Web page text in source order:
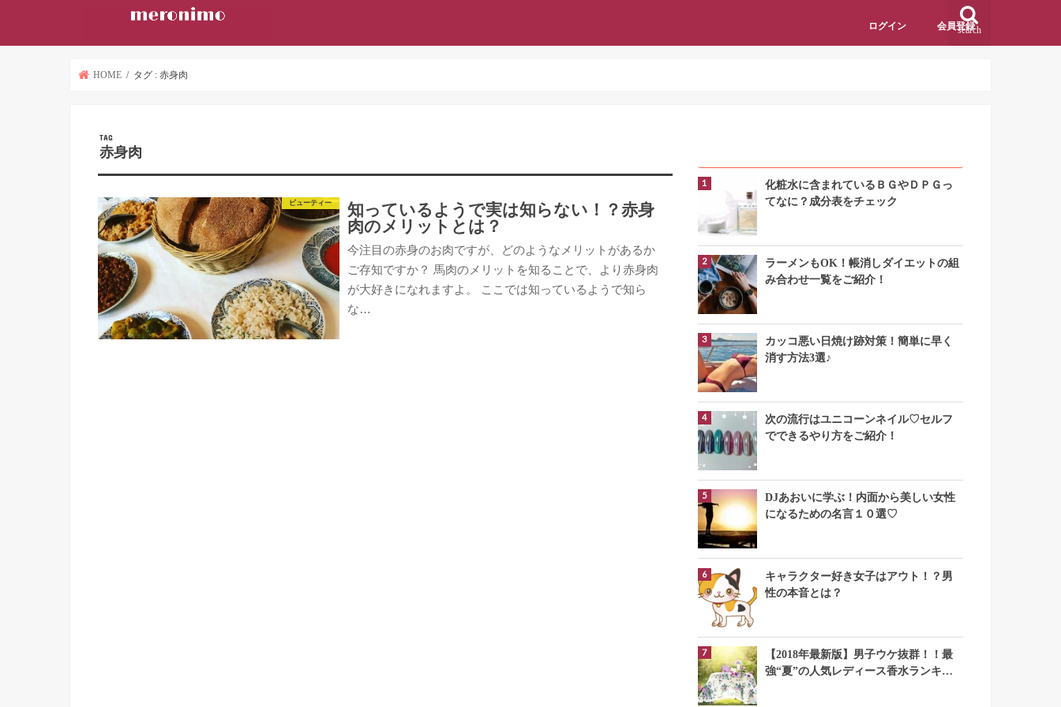
search
ログイン 会員登録
HOME タグ : 赤身肉
TAG
赤身肉
ビューティー
知っているようで実は知らない！？赤身
肉のメリットとは？
今注目の赤身のお肉ですが、どのようなメリットがあるか
ご存知ですか？ 馬肉のメリットを知ることで、より赤身肉
が大好きになれますよ。 ここでは知っているようで知ら
な…
化粧水に含まれているＢＧやＤＰＧっ
てなに？成分表をチェック
ラーメンもOK！帳消しダイエットの組
み合わせ一覧をご紹介！
カッコ悪い日焼け跡対策！簡単に早く
消す方法3選♪
次の流行はユニコーンネイル♡セルフ
でできるやり方をご紹介！
DJあおいに学ぶ！内面から美しい女性
になるための名言１０選♡
キャラクター好き女子はアウト！？男
性の本音とは？
【2018年最新版】男子ウケ抜群！！最
強“夏”の人気レディース香水ランキン